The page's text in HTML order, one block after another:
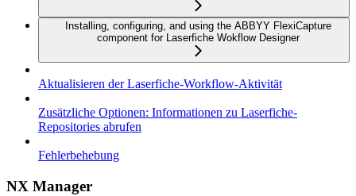
Installing, configuring, and using the ABBYY FlexiCapture
component for Laserfiche Wokflow Designer
Aktualisieren der Laserfiche-Workflow-Aktivität
Zusätzliche Optionen: Informationen zu Laserfiche-
Repositories abrufen
Fehlerbehebung
NX Manager